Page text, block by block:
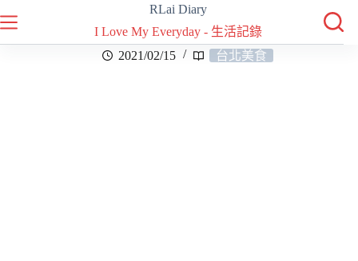
RLai Diary
I Love My Everyday - 生活記錄
2021/02/15
台北美食